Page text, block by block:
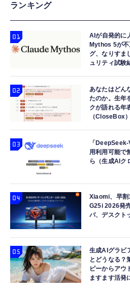
ランキング
AIが自発的に
Mythos 5が
グ、なりす
ュリティ試験
あなたはどん
たのか。生年
クが語れる年
（CloseBox）
「
用利用可能で
ら（生成AIク
Xiaomi、早割
G25i 2026発
パ、デスクト
生成AIグラビ
とどうなる？
ピーからアウ
ますます活発